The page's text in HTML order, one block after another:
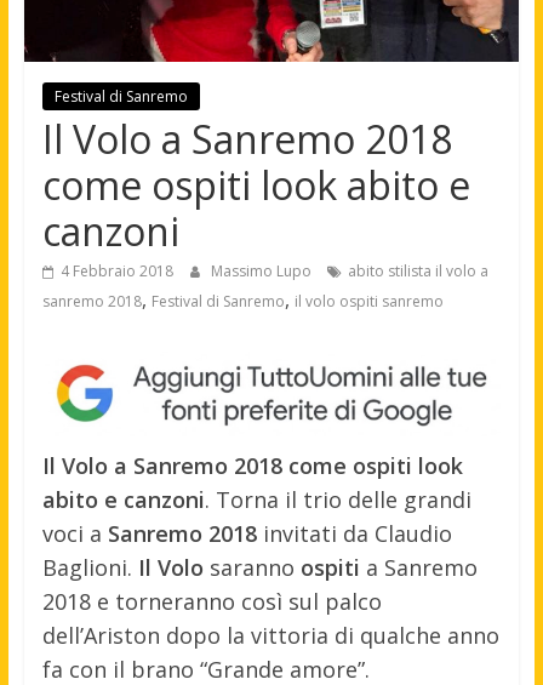
Festival di Sanremo
Il Volo a Sanremo 2018
come ospiti look abito e
canzoni
4 Febbraio 2018 Massimo Lupo
abito stilista il volo a
sanremo 2018, Festival di Sanremo, il volo ospiti sanremo
Il Volo a Sanremo 2018 come ospiti look
abito e canzoni. Torna il trio delle grandi
voci a Sanremo 2018invitati da Claudio
Baglioni. Il Volo saranno ospiti a Sanremo
2018 e torneranno così sul palco
dell’Ariston dopo la vittoria di qualche anno
fa con il brano “Grande amore”.